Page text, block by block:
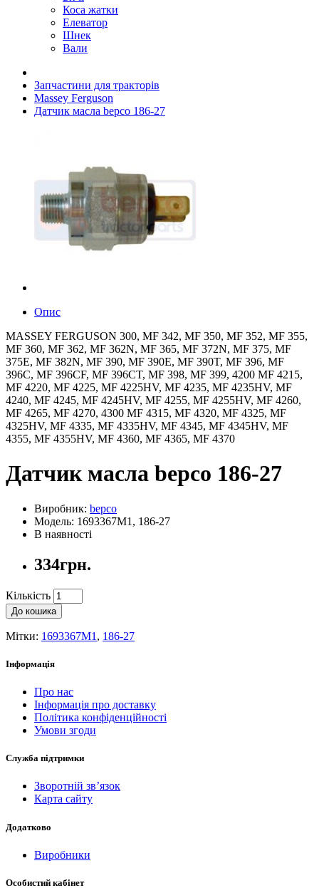
Коса жатки
Елеватор
Шнек
Вали
Запчастини для тракторів
Massey Ferguson
Датчик масла bepco 186-27
Опис
MASSEY FERGUSON 300, MF 342, MF 350, MF 352, MF 355,
MF 360, MF 362, MF 362N, MF 365, MF 372N, MF 375, MF
375E, MF 382N, MF 390, MF 390E, MF 390T, MF 396, MF
396C, MF 396CF, MF 396CT, MF 398, MF 399, 4200 MF 4215,
MF 4220, MF 4225, MF 4225HV, MF 4235, MF 4235HV, MF
4240, MF 4245, MF 4245HV, MF 4255, MF 4255HV, MF 4260,
MF 4265, MF 4270, 4300 MF 4315, MF 4320, MF 4325, MF
4325HV, MF 4335, MF 4335HV, MF 4345, MF 4345HV, MF
4355, MF 4355HV, MF 4360, MF 4365, MF 4370
Датчик масла bepco 186-27
Виробник: bepco
Модель: 1693367M1, 186-27
В наявності
334грн.
Кількість
До кошика
Мітки: 1693367M1 , 186-27
Інформація
Про нас
Інформація про доставку
Політика конфіденційності
Умови згоди
Служба підтримки
Зворотній зв’язок
Карта сайту
Додатково
Виробники
Особистий кабінет